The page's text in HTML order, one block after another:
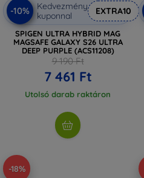
-10%
Kedvezmény
kuponnal
EXTRA10
SPIGEN ULTRA HYBRID MAG
MAGSAFE GALAXY S26 ULTRA
DEEP PURPLE (ACS11208)
9 190 Ft
7 461 Ft
Utolsó darab raktáron
-18%